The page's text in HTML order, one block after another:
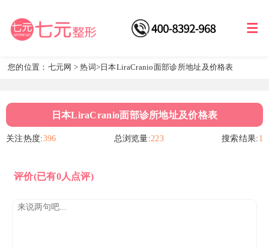
您的位置： 七元网 >热词 >日本LiraCranio面部诊所地址及价格表
日本LiraCranio面部诊所地址及价格表
关注热度:396 总浏览量:223 搜索结果: 1
评价(已有0人点评)